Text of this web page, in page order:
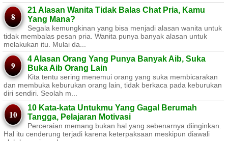
21 Alasan Wanita Tidak Balas Chat Pria, Kamu
Yang Mana?
Segala kemungkinan yang bisa menjadi alasan wanita untuk
tidak membalas pesan pria. Wanita punya banyak alasan untuk
melakukan itu. Mulai da...
4 Alasan Orang Yang Punya Banyak Aib, Suka
Buka Aib Orang Lain
Kita tentu sering menemui orang yang suka membicarakan
dan membuka keburukan orang lain, tidak berkaca pada keburukan
diri sendiri. Seolah m...
10 Kata-kata Untukmu Yang Gagal Berumah
Tangga, Pelajaran Motivasi
Perceraian memang bukan hal yang sebenarnya diinginkan.
Hal itu cenderung terjadi karena keterpaksaan meskipun diawali